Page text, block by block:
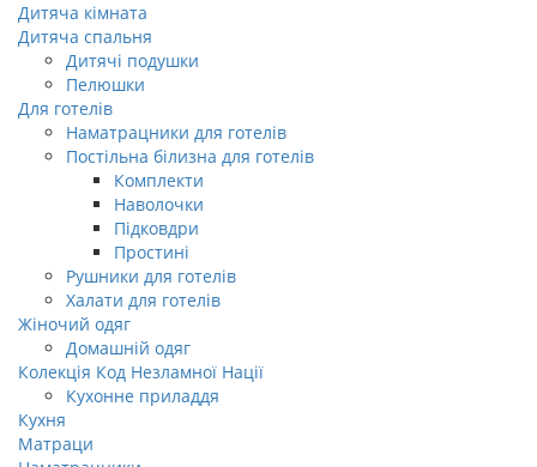
Дитяча кімната
Дитяча спальня
Дитячі подушки
Пелюшки
Для готелiв
Наматрацники для готелів
Постiльна бiлизна для готелів
Комплекти
Наволочки
Підковдри
Простині
Рушники для готелів
Халати для готелів
Жіночий одяг
Домашній одяг
Колекція Код Незламної Нації
Кухонне приладдя
Кухня
Матраци